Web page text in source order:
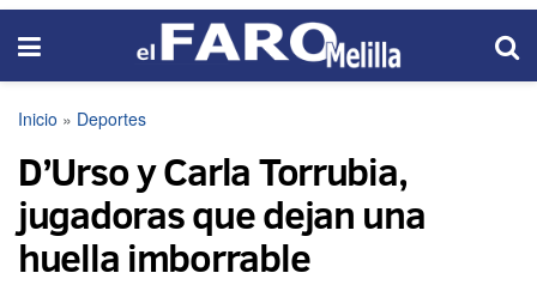
Inicio » Deportes
D’Urso y Carla Torrubia,
jugadoras que dejan una
huella imborrable